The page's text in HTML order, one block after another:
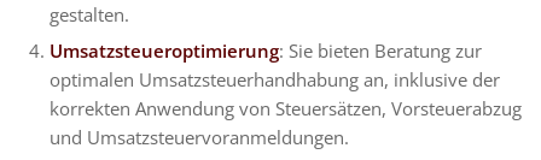
gestalten.
Umsatzsteueroptimierung: Sie bieten Beratung zur
optimalen Umsatzsteuerhandhabung an, inklusive der
korrekten Anwendung von Steuersätzen, Vorsteuerabzug
und Umsatzsteuervoranmeldungen.